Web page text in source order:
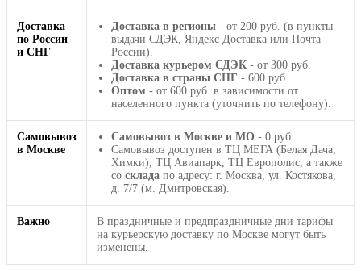
Доставка
по России
и СНГ
Доставка в регионы - от 200 руб. (в пункты
выдачи СДЭК, Яндекс Доставка или Почта
России).
Доставка курьером СДЭК - от 300 руб.
Доставка в страны СНГ - 600 руб.
Оптом - от 600 руб. в зависимости от
населенного пункта (уточнить по телефону).
Самовывоз
в Москве
Самовывоз в Москве и МО - 0 руб.
Самовывоз доступен в ТЦ МЕГА (Белая Дача,
Химки), ТЦ Авиапарк, ТЦ Европолис, а также
со склада по адресу: г. Москва, ул. Костякова,
д. 7/7 (м. Дмитровская).
Важно
В праздничные и предпраздничные дни тарифы
на курьерскую доставку по Москве могут быть
изменены.